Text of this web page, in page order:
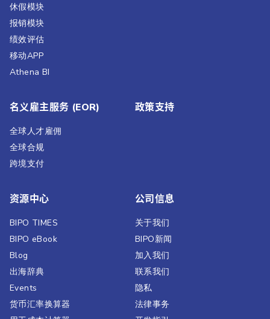
休假模块
报销模块
绩效评估​
移动APP
Athena BI
名义雇主服务 (EOR)
全球人才雇佣
全球合规
跨境支付
政策支持
资源中心
BIPO TIMES
BIPO eBook
Blog
出海辞典
Events
货币汇率换算器
公司信息
关于我们
BIPO新闻​
加入我们
联系我们
隐私
法律事务